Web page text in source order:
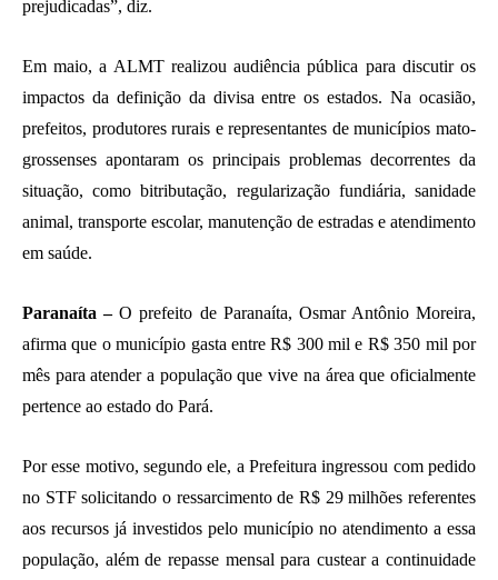
prejudicadas”, diz.
Em maio, a ALMT realizou audiência pública para discutir os
impactos da definição da divisa entre os estados. Na ocasião,
prefeitos, produtores rurais e representantes de municípios mato-
grossenses apontaram os principais problemas decorrentes da
situação, como bitributação, regularização fundiária, sanidade
animal, transporte escolar, manutenção de estradas e atendimento
em saúde.
Paranaíta –O prefeito de Paranaíta, Osmar Antônio Moreira,
afirma que o município gasta entre R$ 300 mil e R$ 350 mil por
mês para atender a população que vive na área que oficialmente
pertence ao estado do Pará.
Por esse motivo, segundo ele, a Prefeitura ingressou com pedido
no STF solicitando o ressarcimento de R$ 29 milhões referentes
aos recursos já investidos pelo município no atendimento a essa
população, além de repasse mensal para custear a continuidade